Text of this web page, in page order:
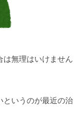
は無理はいけません
というのが最近の治